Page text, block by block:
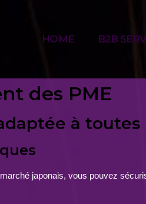
HOME B2B
des PME
à
japonais, vous pouvez